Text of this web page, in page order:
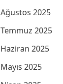
Ağustos 2025
Temmuz 2025
Haziran 2025
Mayıs 2025